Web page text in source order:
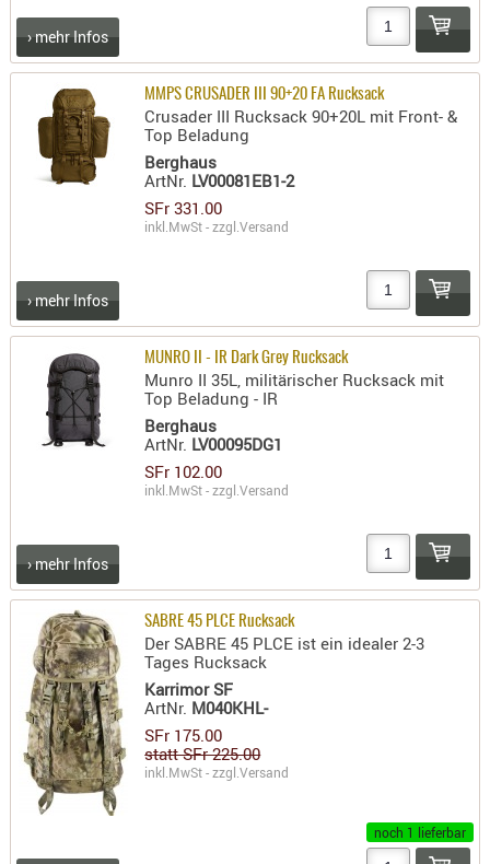
VISIERE
› mehr Infos
MMPS CRUSADER III 90+20 FA Rucksack
Crusader III Rucksack 90+20L mit Front- &
Top Beladung
Berghaus
ArtNr. LV00081EB1-2
SFr 331.00
inkl.MwSt - zzgl.Versand
› mehr Infos
MUNRO II - IR Dark Grey Rucksack
Munro II 35L, militärischer Rucksack mit
Top Beladung - IR
Berghaus
ArtNr. LV00095DG1
SFr 102.00
inkl.MwSt - zzgl.Versand
› mehr Infos
SABRE 45 PLCE Rucksack
Der SABRE 45 PLCE ist ein idealer 2-3
Tages Rucksack
Karrimor SF
ArtNr. M040KHL-
SFr 175.00
statt SFr 225.00
inkl.MwSt - zzgl.Versand
noch 1 lieferbar